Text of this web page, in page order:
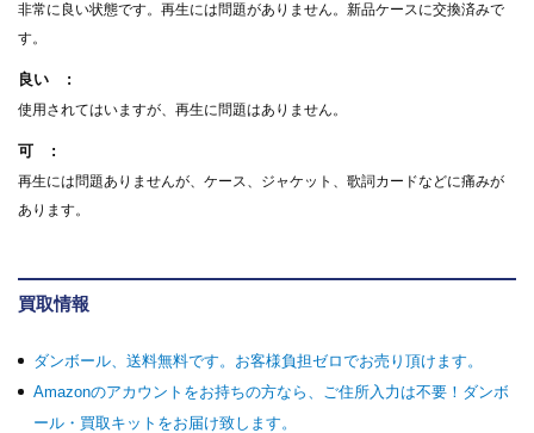
非常に良い状態です。再生には問題がありません。新品ケースに交換済みで
す。
良い
使用されてはいますが、再生に問題はありません。
可
再生には問題ありませんが、ケース、ジャケット、歌詞カードなどに痛みが
あります。
買取情報
ダンボール、送料無料です。お客様負担ゼロでお売り頂けます。
Amazonのアカウントをお持ちの方なら、ご住所入力は不要！ダンボ
ール・買取キットをお届け致します。